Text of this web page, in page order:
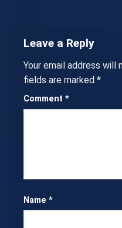
Leave a Reply
Your email address will
fields are marked *
Comment *
Name *